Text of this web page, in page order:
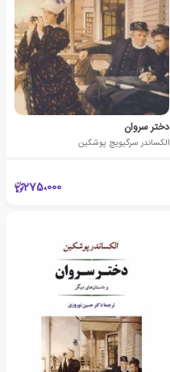
دختر سروان
الکساندر سرگیویچ پوشکین
275،000